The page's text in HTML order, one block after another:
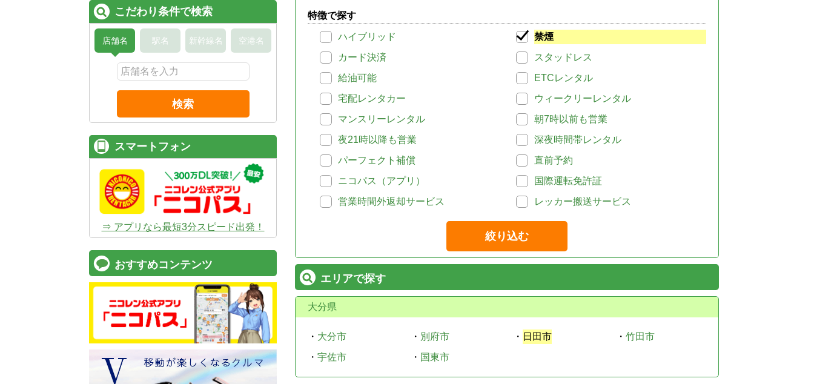
特徴で探す
ハイブリッド
禁煙
カード決済
スタッドレス
給油可能
ETCレンタル
宅配レンタカー
ウィークリーレンタル
マンスリーレンタル
朝7時以前も営業
夜21時以降も営業
深夜時間帯レンタル
パーフェクト補償
直前予約
ニコパス（アプリ）
国際運転免許証
営業時間外返却サービス
レッカー搬送サービス
絞り込む
エリアで探す
大分県
・ 大分市 ・ 別府市 ・ 日田市 ・ 竹田市
・ 宇佐市 ・ 国東市
こだわり条件で検索
店舗名 駅名 新幹線名 空港名
検索
スマートフォン
⇒ アプリなら最短3分スピード出発！
おすすめコンテンツ